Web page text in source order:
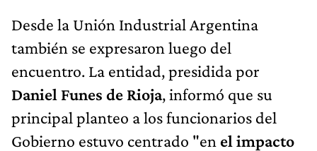
Desde la Unión Industrial Argentina
también se expresaron luego del
encuentro. La entidad, presidida por
Daniel Funes de Rioja, informó que su
principal planteo a los funcionarios del
Gobierno estuvo centrado "en el impacto